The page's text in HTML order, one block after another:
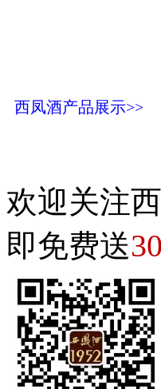
西凤酒产品展示>>
欢迎关注
即免费送